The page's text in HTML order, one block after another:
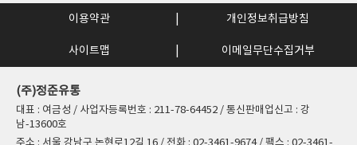
이용약관 개인정보취급방침
사이트맵 이메일무단수집거부
(주)정준유통
대표 : 여금성 / 사업자등록번호 : 211-78-64452 / 통신판매업신고 : 강
남-13600호